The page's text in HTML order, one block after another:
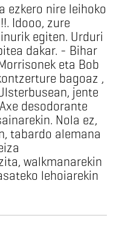
ezkero nire leihoko
Idooo, zure
egiten. Urduri
dakar. - Bihar
eta Bob
bagoaz ,
jente
desodorante
Nola ez,
tabardo alemana
walkmanarekin
lehoiarekin